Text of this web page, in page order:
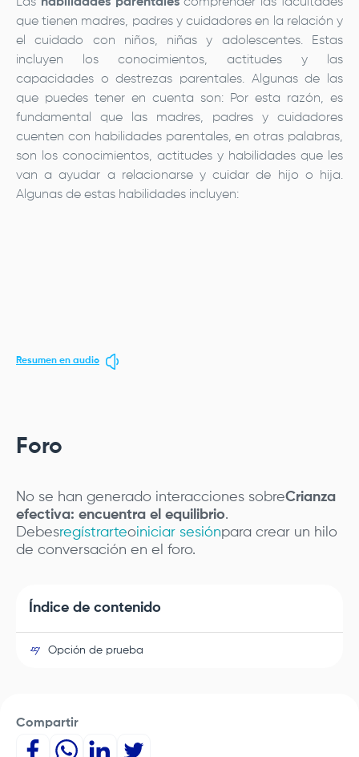
Índice de contenido
Opción de prueba
Compartir
Las habilidades parentalescomprender las facultades
que tienen madres, padres y cuidadores en la relación y
el cuidado con niños, niñas y adolescentes. Estas
incluyen los conocimientos, actitudes y las
capacidades o destrezas parentales. Algunas de las
que puedes tener en cuenta son: Por esta razón, es
fundamental que las madres, padres y cuidadores
cuenten con habilidades parentales, en otras palabras,
son los conocimientos, actitudes y habilidades que les
van a ayudar a relacionarse y cuidar de hijo o hija.
Algunas de estas habilidades incluyen:
Resumen en audio
Foro
No se han generado interacciones sobreCrianza
efectiva: encuentra el equilibrio.
Debesregístrarteoiniciar sesiónpara crear un hilo
de conversación en el foro.